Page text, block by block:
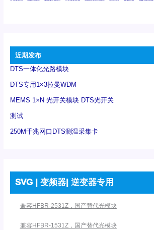
近期发布
DTS一体化光路模块
DTS专用1×3拉曼WDM
MEMS 1×N 光开关模块 DTS光开关
测试
250M千兆网口DTS测温采集卡
SVG | 变频器| 逆变器专用
兼容HFBR-2531Z，国产替代光模块
兼容HFBR-1531Z，国产替代光模块